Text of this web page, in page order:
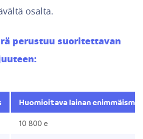
osalta.
perustuu suoritettavan
Huomioitava lainan
10 800 e